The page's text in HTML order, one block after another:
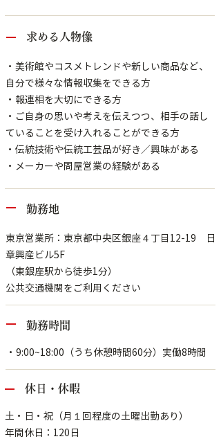
求める人物像
・美術館やコスメトレンドや新しい商品など、
自分で様々な情報収集をできる方
・報連相を大切にできる方
・ご自身の思いや考えを伝えつつ、相手の話し
ていることを受け入れることができる方
・伝統技術や伝統工芸品が好き／興味がある
・メーカーや問屋営業の経験がある
勤務地
東京営業所：東京都中央区銀座４丁目12-19 日
章興産ビル5F
（東銀座駅から徒歩1分）
公共交通機関をご利用ください
勤務時間
・9:00~18:00（うち休憩時間60分）実働8時間
休日・休暇
土・日・祝（月１回程度の土曜出勤あり）
年間休日：120日